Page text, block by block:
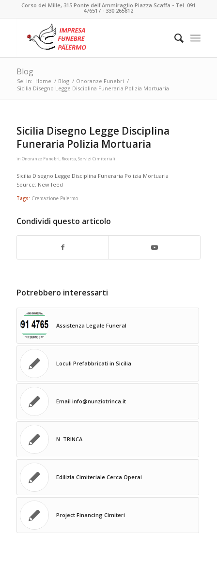
Corso dei Mille, 315 Ponte dell'Ammiraglio Piazza Scaffa - Tel. 091
476517 - 330 265812
Blog
Sei in: Home / Blog / Onoranze Funebri /
Sicilia Disegno Legge Disciplina Funeraria Polizia Mortuaria
Sicilia Disegno Legge Disciplina
Funeraria Polizia Mortuaria
in Onoranze Funebri, Ricerca,Servizi Cimiteriali
Sicilia Disegno Legge Disciplina Funeraria Polizia Mortuaria
Source: New feed
Tags: Cremazione Palermo
Condividi questo articolo
Potrebbero interessarti
Assistenza Legale Funeral
Loculi Prefabbricati in Sicilia
Email info@nunziotrinca.it
N. TRINCA
Edilizia Cimiteriale Cerca Operai
Project Financing Cimiteri